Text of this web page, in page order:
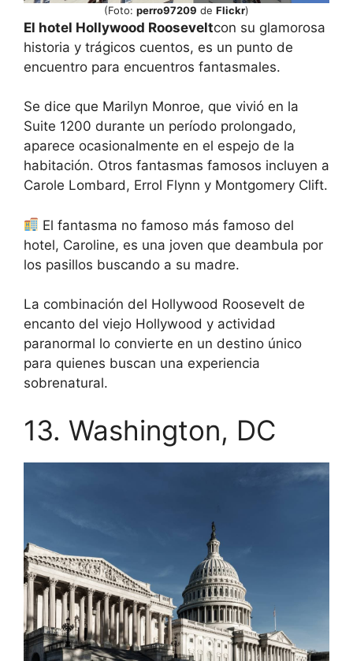
(Foto: perro97209 de Flickr)
El hotel Hollywood Rooseveltcon su glamorosa
historia y trágicos cuentos, es un punto de
encuentro para encuentros fantasmales.
Se dice que Marilyn Monroe, que vivió en la
Suite 1200 durante un período prolongado,
aparece ocasionalmente en el espejo de la
habitación. Otros fantasmas famosos incluyen a
Carole Lombard, Errol Flynn y Montgomery Clift.
El fantasma no famoso más famoso del
hotel, Caroline, es una joven que deambula por
los pasillos buscando a su madre.
La combinación del Hollywood Roosevelt de
encanto del viejo Hollywood y actividad
paranormal lo convierte en un destino único
para quienes buscan una experiencia
sobrenatural.
13. Washington, DC